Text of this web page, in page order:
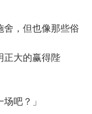
，但也像那些俗
正大的赢得陛
吧？」